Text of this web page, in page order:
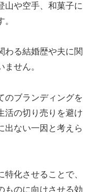
山や空手、和菓子に
わる結婚歴や夫に関
せん。
のブランディングを
活の切り売りを避け
出ない一因と考えら
化させることで、
ものに向けさせる効